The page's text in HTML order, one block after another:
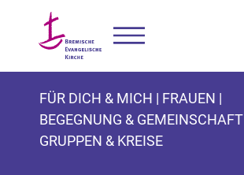
FÜR DICH & MICH | FRAUEN |
BEGEGNUNG &
GRUPPEN & KREISE